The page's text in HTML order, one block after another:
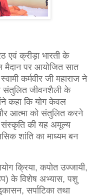
एवं क्रीड़ा भारती के
मैदान पर आयोजित सात
कर्मवीर जी महाराज ने
संतुलित जीवनशैली के
कहा कि योग केवल
और आत्मा को संतुलित करने
संस्कृति की यह अमूल्य
शांति का माध्यम बन
क्रिया, कपोत उज्जायी,
के विशेष अभ्यास, पशु
सर्पाटिका तथा